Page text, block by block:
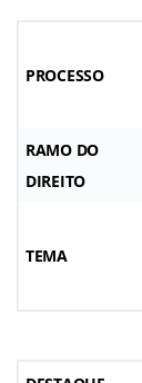
PROCESSO
RAMO DO
DIREITO
TEMA